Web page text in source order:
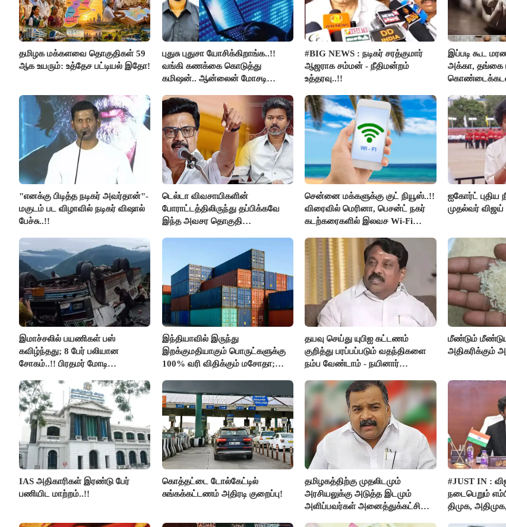
தமிழக மக்களவை தொகுதிகள் 59
ஆக உயரும்: உத்தேச பட்டியல் இதோ!
புதுசு புதுசா யோசிக்கிறாங்க..!!
வங்கி கணக்கை கொடுத்து
கமிஷன்.. ஆன்லைன் மோசடி
கைது..!!
#BIG NEWS : நடிகர் சரத்குமார்
ஆஜராக சம்மன் - நீதிமன்றம்
உத்தரவு..!!
இப்படி கூட
அக்கா, தங்கை
"எனக்கு பிடித்த நடிகர் அவர்தான்"-
மகுடம் பட விழாவில் நடிகர் விஷால்
பேச்சு..!!
டெல்டா விவசாயிகளின்
போராட்டத்திலிருந்து தப்பிக்கவே
இந்த அவசர தொகுதி
சென்னை மக்களுக்கு குட் நியூஸ்..!!
விரைவில் மெரினா, பெசன்ட் நகர்
கடற்கரைகளில் இலவச Wi-Fi
ஐகோர்ட் புதிய
முதல்வர் விஜய்
இமாச்சலில் பயணிகள் பஸ்
கவிழ்ந்தது; 8 பேர் பலியான
சோகம்..!! பிரதமர் மோடி
இந்தியாவில் இருந்து
இறக்குமதியாகும் பொருட்களுக்கு
100% வரி விதிக்கும் மசோதா;
தயவு செய்து யுபிஐ கட்டணம்
குறித்து பரப்பப்படும் வதந்திகளை
நம்ப வேண்டாம் - நயினார்
மீண்டும்
அதிகரிக்கும்
IAS அதிகாரிகள் இரண்டு பேர்
பணியிட மாற்றம்..!!
கொத்தட்டை டோல்கேட்டில்
சுங்கக்கட்டணம் அதிரடி குறைப்பு!
தமிழகத்திற்கு முதலிடமும்
அரசியலுக்கு அடுத்த இடமும்
அளிப்பவர்கள் அனைத்துக்கட்சி
#JUST IN :
நடைபெறும்
திமுக,